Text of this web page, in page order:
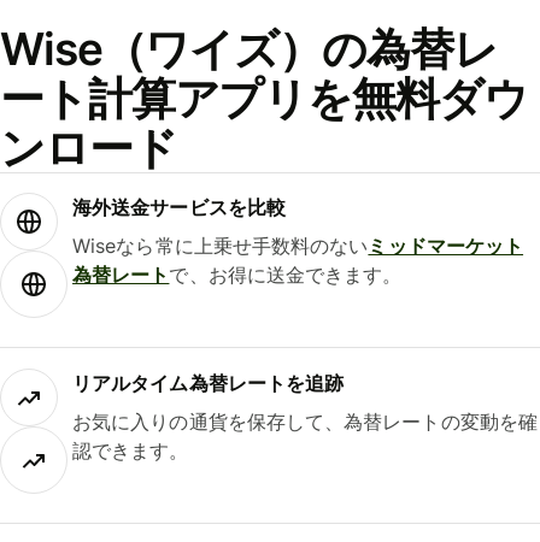
Wise（ワイズ）の為替レ
ート計算アプリを無料ダウ
ンロード
海外送金サービスを比較
Wiseなら常に上乗せ手数料のない ミッドマーケット
為替レート で、お得に送金できます。
リアルタイム為替レートを追跡
お気に入りの通貨を保存して、為替レートの変動を確
認できます。